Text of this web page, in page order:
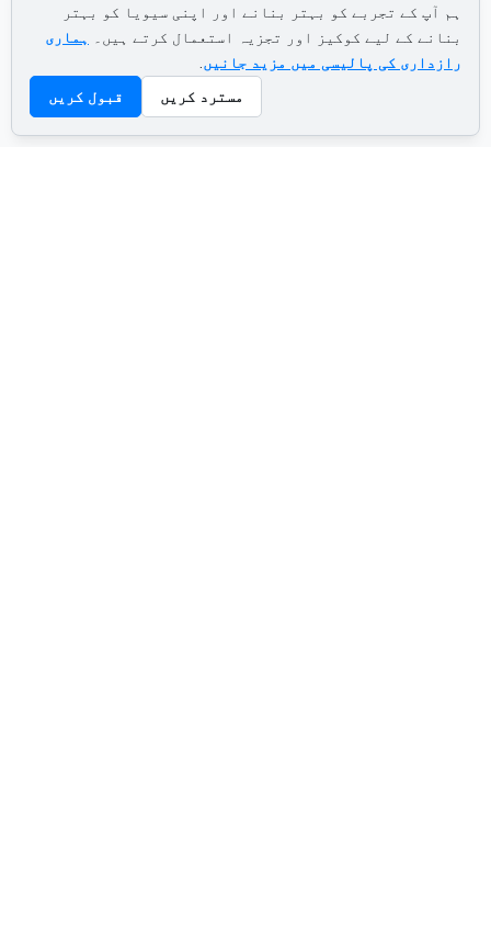
ہم آپ کے تجربے کو بہتر بنانے اور اپنی سیویا کو بہتر
بنانے کے لیے کوکیز اور تجزیہ استعمال کرتے ہیں۔ ہماری
رازداری کی پالیسی میں مزید جانیں.
مسترد کریں
قبول کریں